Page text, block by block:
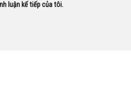
luận kế tiếp của tôi.